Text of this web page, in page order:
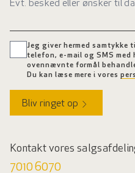
Jeg giver hermed samtykke
telefon, e-mail og SMS
ovennævnte formål
Du kan læse mere i vores
Bliv ringet op
Kontakt vores
7010 6070